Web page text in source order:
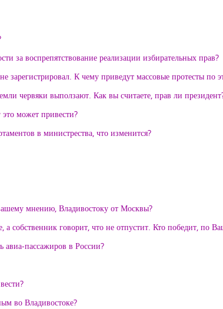
за воспрепятствование реализации избирательных прав?
К чему приведут массовые протесты по
червяки выползают. Как вы считаете, прав ли
может привести?
в министрества, что изменится?
мнению, Владивостоку от Москвы?
собственник говорит, что не отпустит. Кто победит, по
авиа-пассажиров в России?
во Владивостоке?